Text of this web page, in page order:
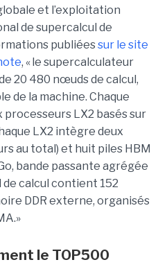
et l’exploitation
de supercalcul de
publiéessur le site
, « le supercalculateur
20 480 nœuds de calcul,
de la machine. Chaque
LX2 basés sur
LX2 intègre deux
au total) et huit piles HBM
bande passante agrégée
de calcul contient 152
DDR externe, organisés
le TOP500